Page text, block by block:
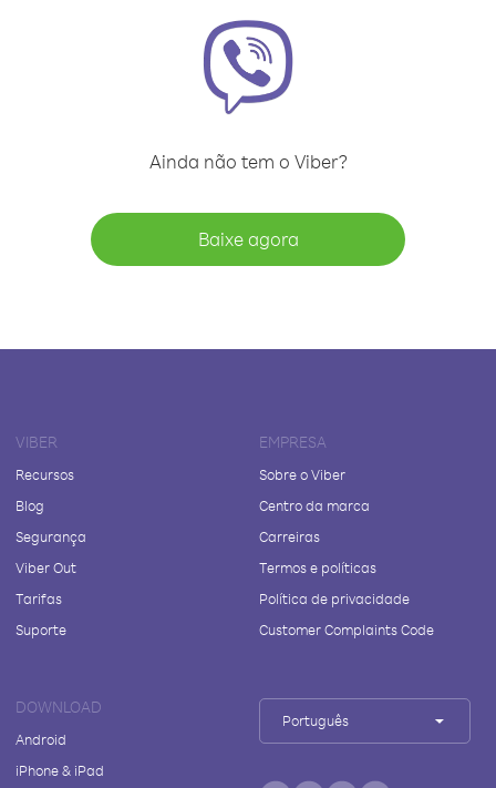
Ainda não tem o Viber?
Baixe agora
VIBER
Recursos
Blog
Segurança
Viber Out
Tarifas
Suporte
EMPRESA
Sobre o Viber
Centro da marca
Carreiras
Termos e políticas
Política de privacidade
Customer Complaints Code
DOWNLOAD
Android
iPhone & iPad
Português